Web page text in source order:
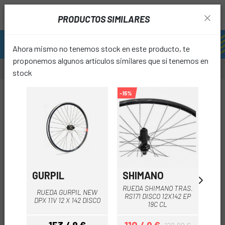
PRODUCTOS SIMILARES
Ahora mismo no tenemos stock en este producto, te
proponemos algunos artículos similares que sí tenemos en
stock
GURPIL
RUEDA GURPIL NEW
DPX 11V 12 X 142 DISCO
-15%
SHIMANO
RUEDA SHIMANO TRAS.
RS171 DISCO 12X142 EP
19C CL